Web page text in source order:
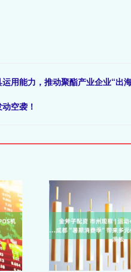
用能力，推动聚酯产业企业“出
空袭！